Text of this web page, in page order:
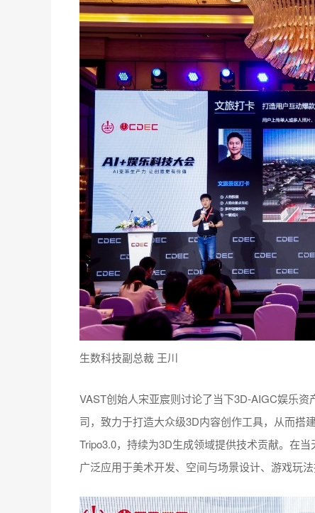
生数科技副总裁 王川
VAST创始人宋亚宸则讨论了当下3D-AIGC娱乐
司，致力于打造大众级3D内容创作工具，从而搭
Tripo3.0，持续为3D生成领域提供技术贡献。在
广泛应用于美术开发、空间与场景设计、游戏玩